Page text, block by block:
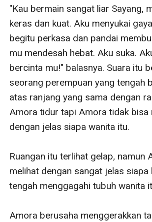
hati, dan sekarang bertemu dengan
yang sok kegantengan.
-
Tapi bukankah takdir selalu punya cara
mempertemukan dua orang, terlebih
memiliki kepentingan yang sama. Lalu
tiba-tiba Amora menawarkan Daniel
kekasih pura-puranya? Lantas, apakah
menerima tawaran Amora begitu saja
-
Ikuti kisah mereka, baca tanpa klip, biar
gila okey,,, gkgkgkgk.
Novel ini adalah kolaborasi antara judul
"Kau bermain sangat liar Sayang,
keras dan kuat. Aku menyukai
begitu perkasa dan pandai
mu mendesah hebat. Aku suka.
bercinta mu!" balasnya. Suara itu
seorang perempuan yang tengah
atas ranjang yang sama dengan
Amora tidur tapi Amora tidak bisa
dengan jelas siapa wanita itu.
Ruangan itu terlihat gelap, namun
melihat dengan sangat jelas siapa
tengah menggagahi tubuh wanita
Amora berusaha menggerakkan